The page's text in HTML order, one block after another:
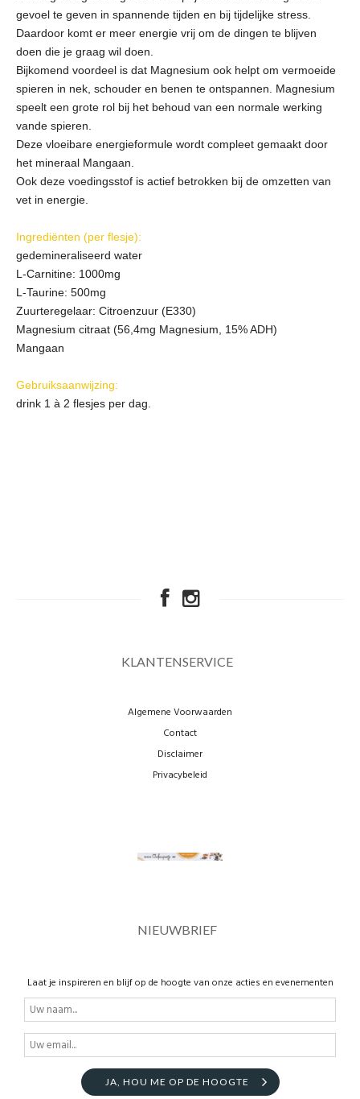
gevoel te geven in spannende tijden en bij tijdelijke stress.
Daardoor komt er meer energie vrij om de dingen te blijven
doen die je graag wil doen.
Bijkomend voordeel is dat Magnesium ook helpt om vermoeide
spieren in nek, schouder en benen te ontspannen. Magnesium
speelt een grote rol bij het behoud van een normale werking
vande spieren.
Deze vloeibare energieformule wordt compleet gemaakt door
het mineraal Mangaan.
Ook deze voedingsstof is actief betrokken bij de omzetten van
vet in energie.
Ingrediënten (per flesje):
gedemineraliseerd water
L-Carnitine: 1000mg
L-Taurine: 500mg
Zuurteregelaar: Citroenzuur (E330)
Magnesium citraat (56,4mg Magnesium, 15% ADH)
Mangaan
Gebruiksaanwijzing:
drink 1 à 2 flesjes per dag.
KLANTENSERVICE
Algemene Voorwaarden
Contact
Disclaimer
Privacybeleid
NIEUWBRIEF
Laat je inspireren en blijf op de hoogte van onze acties en evenementen
JA, HOU ME OP DE HOOGTE